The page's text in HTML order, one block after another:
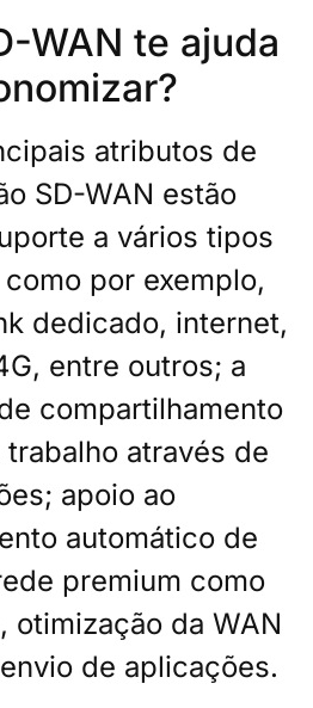
WAN te ajuda
atributos de
SD-WAN estão
a vários tipos
como por exemplo,
dedicado, internet,
entre outros; a
compartilhamento
através de
apoio ao
automático de
premium como
otimização da WAN
de aplicações.